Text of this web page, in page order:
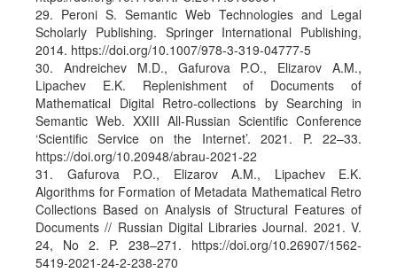
29. Peroni S. Semantic Web Technologies and Legal
Scholarly Publishing. Springer International Publishing,
2014. https://doi.org/10.1007/978-3-319-04777-5
30. Andreichev M.D., Gafurova P.O., Elizarov A.M.,
Lipachev E.K. Replenishment of Documents of
Mathematical Digital Retro-collections by Searching in
Semantic Web. XXIII All-Russian Scientific Conference
‘Scientific Service on the Internet’. 2021. P. 22–33.
https://doi.org/10.20948/abrau-2021-22
31. Gafurova P.O., Elizarov A.M., Lipachev E.K.
Algorithms for Formation of Metadata Mathematical Retro
Collections Based on Analysis of Structural Features of
Documents // Russian Digital Libraries Journal. 2021. V.
24, No 2. P. 238–271. https://doi.org/10.26907/1562-
5419-2021-24-2-238-270